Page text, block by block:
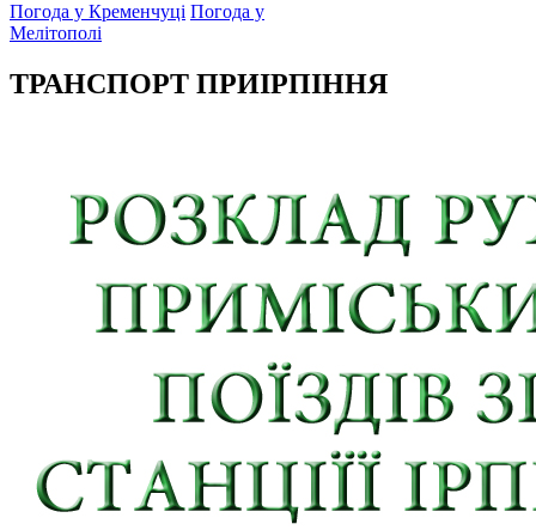
Погода у Кременчуці Погода у
Мелітополі
ТРАНСПОРТ ПРИІРПІННЯ